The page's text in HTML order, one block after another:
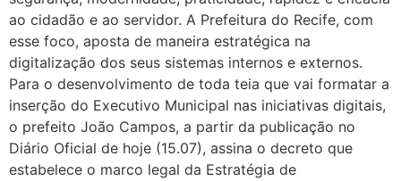
ao cidadão e ao servidor. A Prefeitura do Recife, com
esse foco, aposta de maneira estratégica na
digitalização dos seus sistemas internos e externos.
Para o desenvolvimento de toda teia que vai formatar a
inserção do Executivo Municipal nas iniciativas digitais,
o prefeito João Campos, a partir da publicação no
Diário Oficial de hoje (15.07), assina o decreto que
estabelece o marco legal da Estratégia de